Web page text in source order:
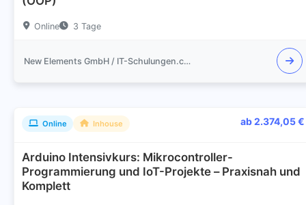
Online 3 Tage
New Elements GmbH / IT-Schulungen.com
Online Inhouse ab 2.374,05 €
Arduino Intensivkurs: Mikrocontroller-
Programmierung und IoT-Projekte – Praxisnah und
Komplett